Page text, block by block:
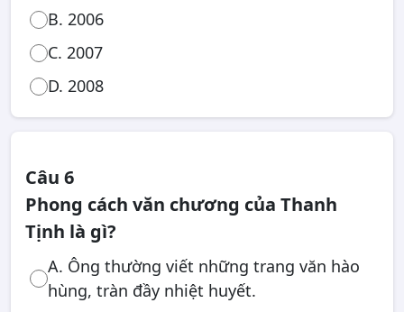
B. 2006
C. 2007
D. 2008
Câu 6
Phong cách văn chương của Thanh
Tịnh là gì?
A. Ông thường viết những trang văn hào
hùng, tràn đầy nhiệt huyết.